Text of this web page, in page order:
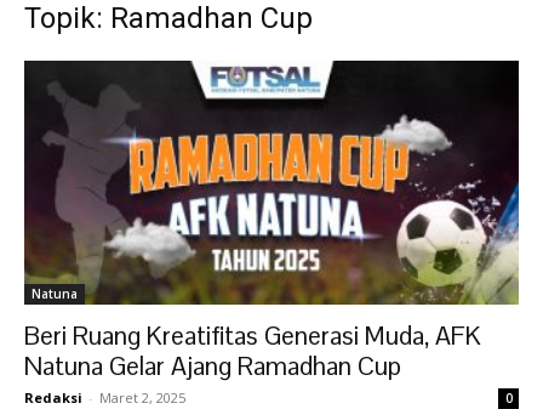
Topik: Ramadhan Cup
Natuna
Beri Ruang Kreatifitas Generasi Muda, AFK
Natuna Gelar Ajang Ramadhan Cup
Redaksi - Maret 2, 2025 0